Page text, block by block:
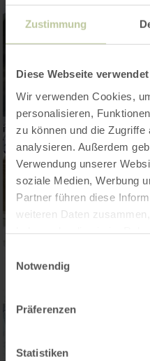
Zustimmung
Diese Webseite
Wir verwenden Cookies,
personalisieren,
zu können und die
analysieren. Außerdem
Verwendung unserer
soziale Medien, Werbung
Partner führen diese
weiteren Daten
Notwendig
Präferenzen
Statistiken